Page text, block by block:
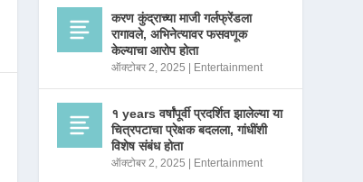
करण कुंद्राच्या माजी गर्लफ्रेंडला
रागावले, अभिनेत्यावर फसवणूक
केल्याचा आरोप होता
ऑक्टोबर 2, 2025 Entertainment
१ years वर्षांपूर्वी प्रदर्शित झालेल्या या
चित्रपटाचा प्रेक्षक बदलला, गांधींशी
विशेष संबंध होता
ऑक्टोबर 2, 2025 Entertainment